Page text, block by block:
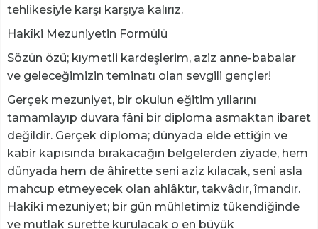
tehlikesiyle karşı karşıya kalırız.
Hakîki Mezuniyetin Formülü
Sözün özü; kıymetli kardeşlerim, aziz anne-babalar
ve geleceğimizin teminatı olan sevgili gençler!
Gerçek mezuniyet, bir okulun eğitim yıllarını
tamamlayıp duvara fânî bir diploma asmaktan ibaret
değildir. Gerçek diploma; dünyada elde ettiğin ve
kabir kapısında bırakacağın belgelerden ziyade, hem
dünyada hem de âhirette seni aziz kılacak, seni asla
mahcup etmeyecek olan ahlâktır, takvâdır, îmandır.
Hakîki mezuniyet; bir gün mühletimiz tükendiğinde
ve mutlak surette kurulacak o en büyük